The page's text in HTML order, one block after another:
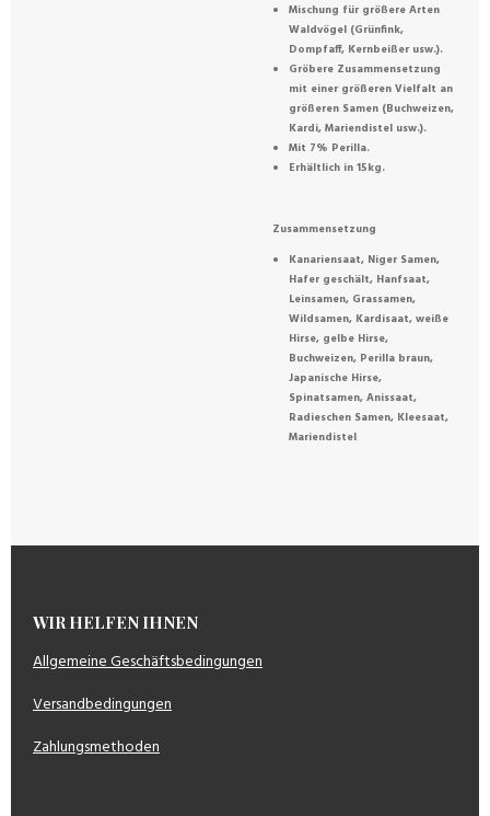
Mischung für größere Arten
Waldvögel (Grünfink,
Dompfaff, Kernbeißer usw.).
Gröbere Zusammensetzung
mit einer größeren Vielfalt an
größeren Samen (Buchweizen,
Kardi, Mariendistel usw.).
Mit 7% Perilla.
Erhältlich in 15kg.
Zusammensetzung
Kanariensaat, Niger Samen,
Hafer geschält, Hanfsaat,
Leinsamen, Grassamen,
Wildsamen, Kardisaat, weiße
Hirse, gelbe Hirse,
Buchweizen, Perilla braun,
Japanische Hirse,
Spinatsamen, Anissaat,
Radieschen Samen, Kleesaat,
Mariendistel
WIR HELFEN IHNEN
Allgemeine Geschäftsbedingungen
Versandbedingungen
Zahlungsmethoden